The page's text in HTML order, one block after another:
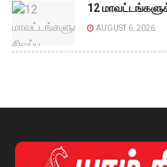
12
AUGUST 6, 2026